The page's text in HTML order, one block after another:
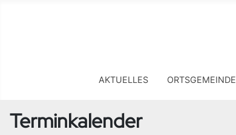
AKTUELLES ORTSGEMEINDE
Terminkalender